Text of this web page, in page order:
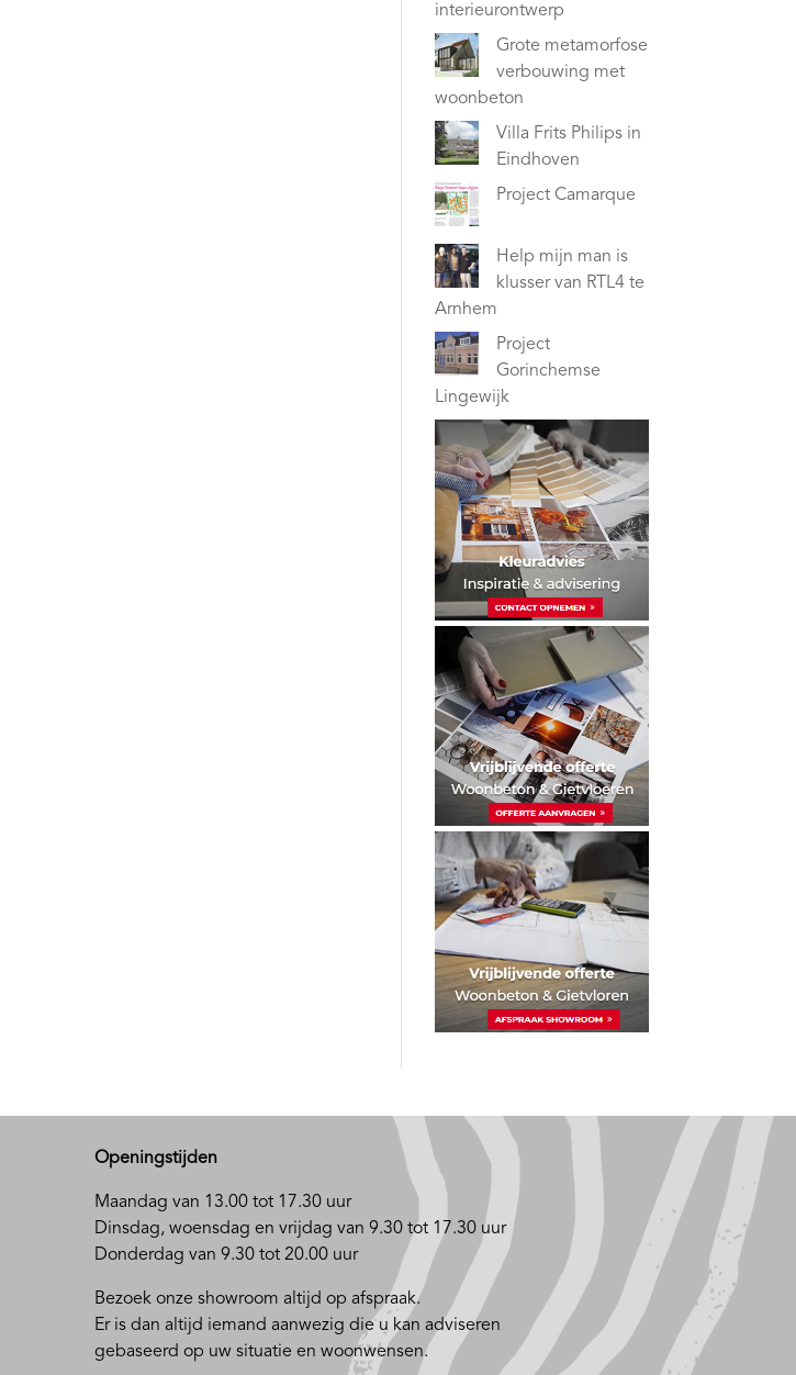
interieurontwerp
Grote metamorfose
verbouwing met
woonbeton
Villa Frits Philips in
Eindhoven
Project Camarque
Help mijn man is
klusser van RTL4 te
Arnhem
Project
Gorinchemse
Lingewijk
Openingstijden
Maandag van 13.00 tot 17.30 uur
Dinsdag, woensdag en vrijdag van 9.30 tot 17.30 uur
Donderdag van 9.30 tot 20.00 uur
Bezoek onze showroom altijd op afspraak.
Er is dan altijd iemand aanwezig die u kan adviseren
gebaseerd op uw situatie en woonwensen.